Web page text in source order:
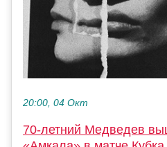
20:00, 04 Окт
70-летний Медведев